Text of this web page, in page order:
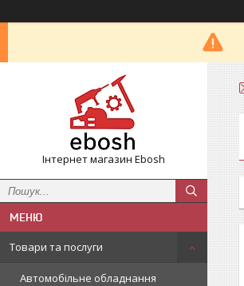
Інтернет магазин Ebosh
Товари та послуги
Автомобільне обладнання